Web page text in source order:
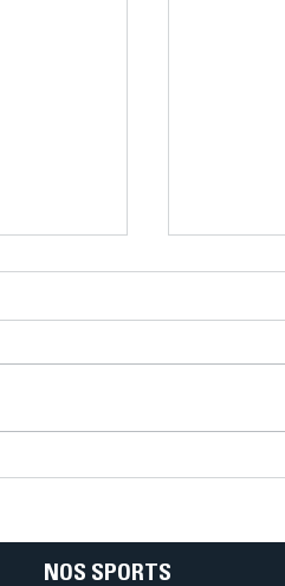
NOS SPORTS